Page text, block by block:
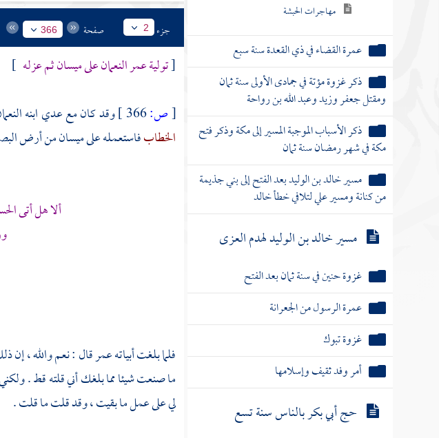
مهاجرات الحبشة
عمرة القضاء في ذي القعدة سنة سبع
ذكر غزوة مؤتة في جمادى الأولى سنة ثمان
ومقتل جعفر وزيد وعبد الله بن رواحة
ذكر الأسباب الموجبة المسير إلى مكة وذكر فتح
مكة في شهر رمضان سنة ثمان
مسير خالد بن الوليد بعد الفتح إلى بني جذيمة
من كنانة ومسير علي لتلافي خطأ خالد
مسير خالد بن الوليد لهدم العزى
غزوة حنين في سنة ثمان بعد الفتح
عمرة الرسول من الجعرانة
غزوة تبوك
أمر وفد ثقيف وإسلامها
حج أبي بكر بالناس سنة تسع
جزء 2 صفحة 366
[توليةعمرالنعمانعلىميسانثم عزله ]
[ص:366 ] وقد كان مععديابنه
الخطابفاستعمله علىميسانمن أرض
ألا هل أتى
فلما بلغت أبياتهعمرقال : نعم والله ، إن
ما صنعت شيئا مما بلغك أني قلته قط .
لي على عمل ما بقيت ، وقد قلت ما قلت .